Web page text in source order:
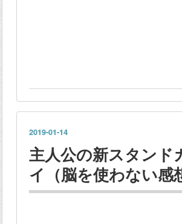
2019-01-14
主人公の新スタンド
イ（脳を使わない感